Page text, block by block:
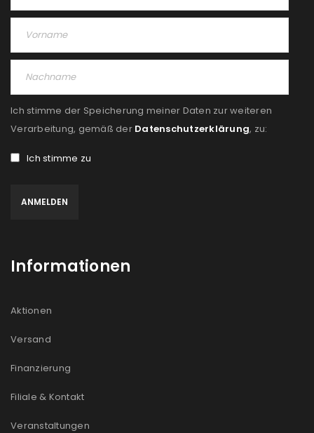
Ich stimme der Speicherung meiner Daten zur weiteren
Verarbeitung, gemäß der Datenschutzerklärung, zu:
Ich stimme zu
Informationen
Aktionen
Versand
Finanzierung
Filiale & Kontakt
Veranstaltungen